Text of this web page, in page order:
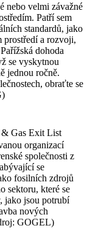
nebo velmi závažné
Patří sem
standardů, jako
prostředí a rozvoji,
dohoda
se vyskytnou
jednou ročně.
obraťte se
Gas Exit List
organizací
společnosti z
se
fosilních zdrojů
sektoru, které se
jako jsou potrubí
nových
GOGEL)